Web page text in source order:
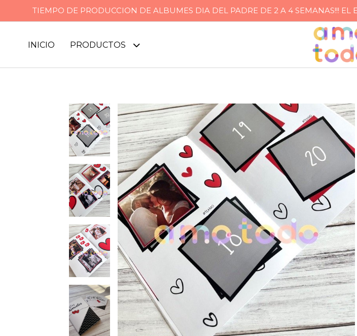
TIEMPO DE PRODUCCION DE ALBUMES DIA DEL PADRE DE 2 A 4 SEMANAS!!!
INICIO PRODUCTOS